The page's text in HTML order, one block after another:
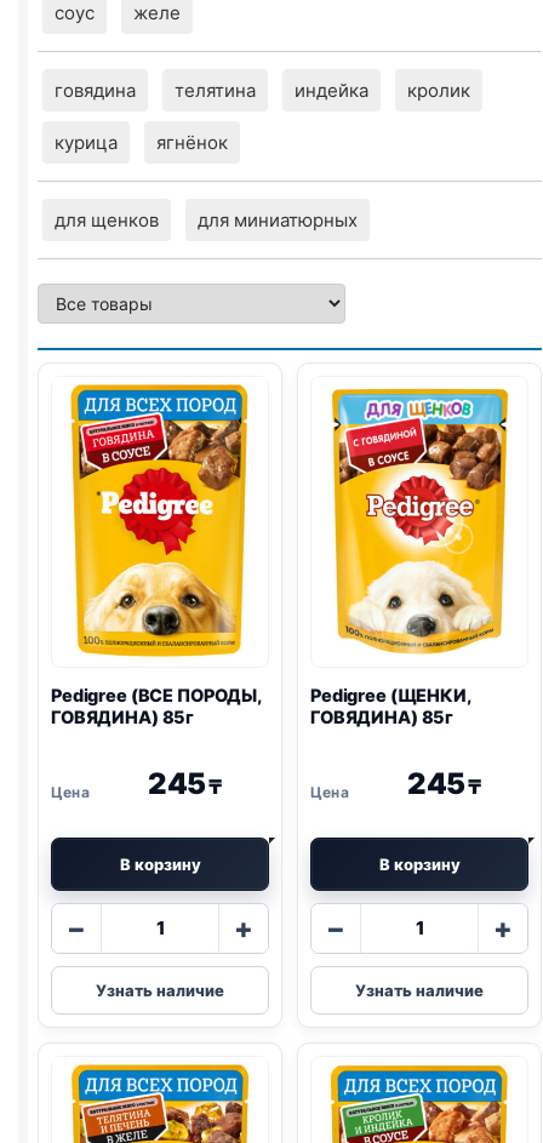
соус желе
говядина телятина индейка кролик
курица ягнёнок
для щенков для миниатюрных
Pedigree (ВСЕ ПОРОДЫ,
ГОВЯДИНА) 85г
245₸
В корзину
−
Количество
Pedigree
(ВСЕ
ПОРОДЫ,
85г
+
Узнать наличие
Pedigree (ЩЕНКИ,
ГОВЯДИНА) 85г
245₸
В корзину
−
Количество
Pedigree
(ЩЕНКИ,
ГОВЯДИНА)
+
Узнать наличие